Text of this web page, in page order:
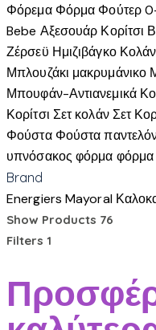
Φόρεμα Φόρμα Φούτερ
Bebe Αξεσουάρ Κορίτσι
Ζέρσεϋ Ημιζιβάγκο Κολάν
Μπλουζάκι μακρυμάνικο
Μπουφάν-Αντιανεμικά
Κορίτσι Σετ κολάν Σετ
Φούστα Φούστα
υπνόσακος φόρμα φόρμα
Brand
Energiers Mayoral
Show Products 76
Filters 1